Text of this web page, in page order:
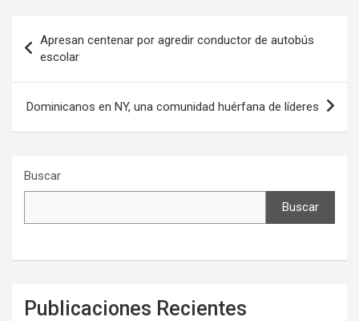
de
entradas
Apresan centenar por agredir conductor de autobús
escolar
Dominicanos en NY, una comunidad huérfana de líderes
Buscar
Buscar
Publicaciones Recientes